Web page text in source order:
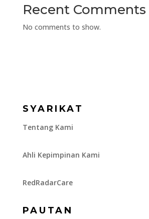
Recent Comments
No comments to show.
SYARIKAT
Tentang Kami
Ahli Kepimpinan Kami
RedRadarCare
PAUTAN